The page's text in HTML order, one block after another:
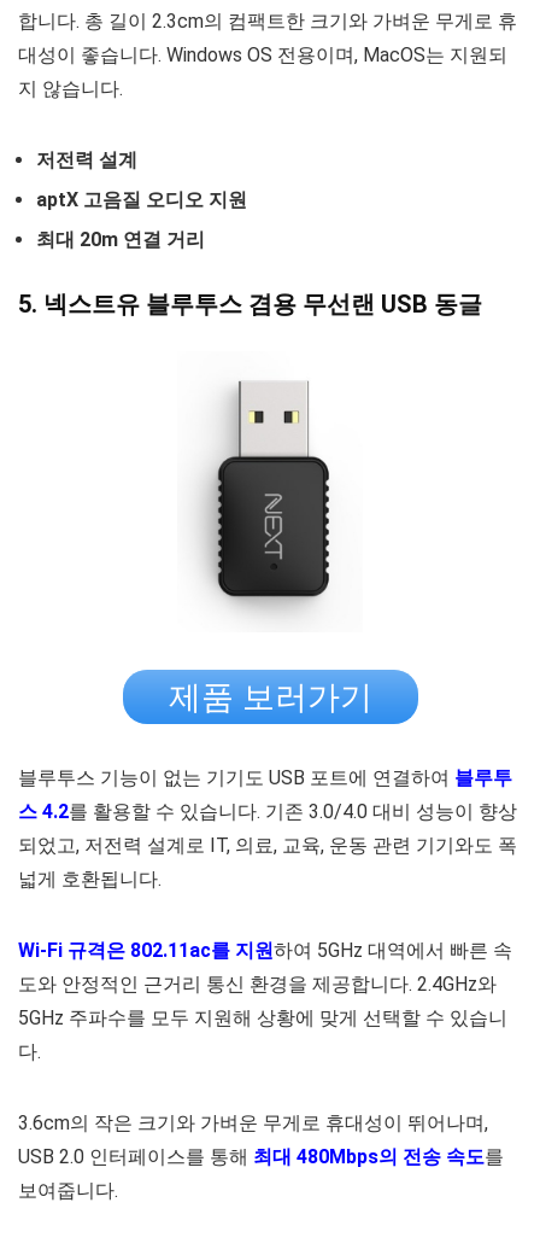
합니다. 총 길이 2.3cm의 컴팩트한 크기와 가벼운 무게로 휴
대성이 좋습니다. Windows OS 전용이며, MacOS는 지원되
지 않습니다.
저전력 설계
aptX 고음질 오디오 지원
최대 20m 연결 거리
5. 넥스트유 블루투스 겸용 무선랜 USB 동글
제품 보러가기
블루투스 기능이 없는 기기도 USB 포트에 연결하여 블루투
스 4.2를 활용할 수 있습니다. 기존 3.0/4.0 대비 성능이 향상
되었고, 저전력 설계로 IT, 의료, 교육, 운동 관련 기기와도 폭
넓게 호환됩니다.
Wi-Fi 규격은 802.11ac를 지원하여 5GHz 대역에서 빠른 속
도와 안정적인 근거리 통신 환경을 제공합니다. 2.4GHz와
5GHz 주파수를 모두 지원해 상황에 맞게 선택할 수 있습니
다.
3.6cm의 작은 크기와 가벼운 무게로 휴대성이 뛰어나며,
USB 2.0 인터페이스를 통해 최대 480Mbps의 전송 속도를
보여줍니다.